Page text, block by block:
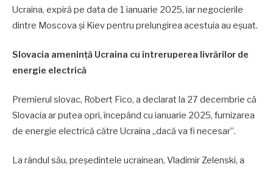
Ucraina, expiră pe data de 1 ianuarie 2025, iar negocierile
dintre Moscova și Kiev pentru prelungirea acestuia au eșuat.
Slovacia amenință Ucraina cu întreruperea livrărilor de
energie electrică
Premierul slovac, Robert Fico, a declarat la 27 decembrie că
Slovacia ar putea opri, începând cu ianuarie 2025, furnizarea
de energie electrică către Ucraina „dacă va fi necesar”.
La rândul său, președintele ucrainean, Vladimir Zelenski, a